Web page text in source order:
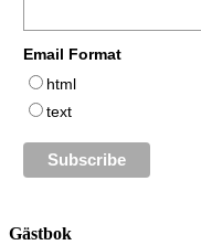
Email Format
html
text
Gästbok